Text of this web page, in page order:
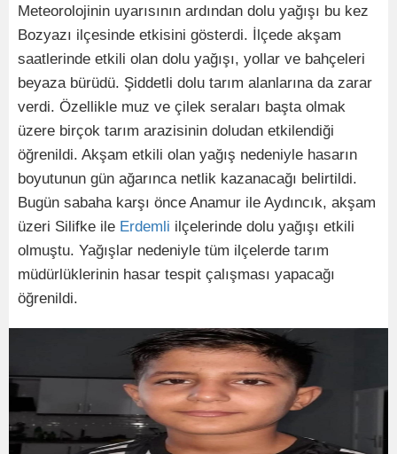
Meteorolojinin uyarısının ardından dolu yağışı bu kez
Bozyazı ilçesinde etkisini gösterdi. İlçede akşam
saatlerinde etkili olan dolu yağışı, yollar ve bahçeleri
beyaza bürüdü. Şiddetli dolu tarım alanlarına da zarar
verdi. Özellikle muz ve çilek seraları başta olmak
üzere birçok tarım arazisinin doludan etkilendiği
öğrenildi. Akşam etkili olan yağış nedeniyle hasarın
boyutunun gün ağarınca netlik kazanacağı belirtildi.
Bugün sabaha karşı önce Anamur ile Aydıncık, akşam
üzeri Silifke ile Erdemli ilçelerinde dolu yağışı etkili
olmuştu. Yağışlar nedeniyle tüm ilçelerde tarım
müdürlüklerinin hasar tespit çalışması yapacağı
öğrenildi.